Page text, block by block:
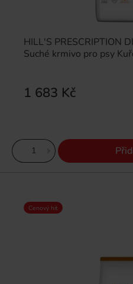
HILL'S PRESCRIPTION
Suché krmivo pro psy
1 683 Kč
Cenový hit